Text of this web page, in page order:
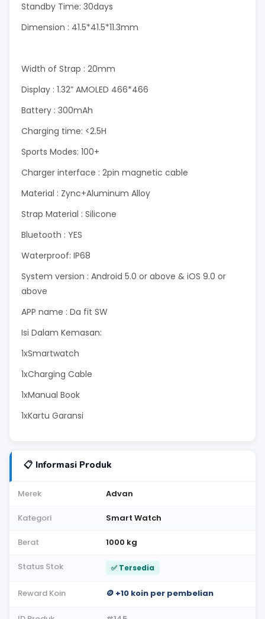
Standby Time: 30days
Dimension : 41.5*41.5*11.3mm
Width of Strap : 20mm
Display : 1.32” AMOLED 466*466
Battery : 300mAh
Charging time: <2.5H
Sports Modes: 100+
Charger interface : 2pin magnetic cable
Material : Zync+Aluminum Alloy
Strap Material : Silicone
Bluetooth : YES
Waterproof: IP68
System version : Android 5.0 or above & iOS 9.0 or
above
APP name : Da fit SW
Isi Dalam Kemasan:
1xSmartwatch
1xCharging Cable
1xManual Book
1xKartu Garansi
📋 Informasi Produk
Merek Advan
Kategori Smart Watch
Berat 1000 kg
Status Stok ✅ Tersedia
Reward Koin 🪙 +10 koin per pembelian